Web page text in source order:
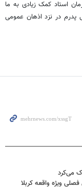
استاد کمک زیادی به ما
پدرم در نزد اذهان عمومی
می‌کرد
ویژه واقعه کربلا